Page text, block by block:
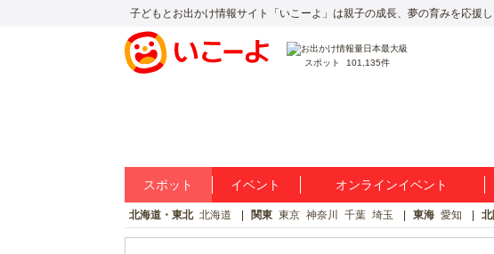
子どもとお出かけ情報サイト「いこーよ」は親子の成長、夢の育みを応援し
スポット 101,135件
スポット イベント オンラインイベント
北海道・東北 北海道 関東 東京 神奈川 千葉 埼玉 東海 愛知